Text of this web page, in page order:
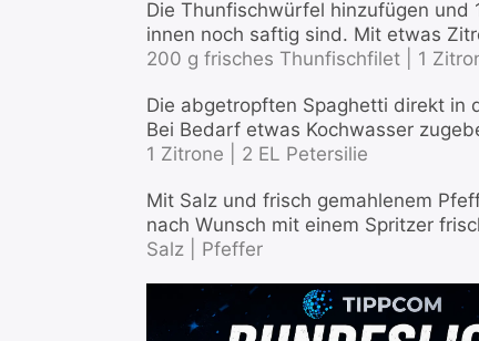
Die Thunfischwürfel hinzufügen
innen noch saftig sind. Mit etwas
200 g frisches Thunfischfilet |
1
Die abgetropften Spaghetti direkt in
Bei Bedarf etwas Kochwasser
1 Zitrone |
2 EL Petersilie
Mit Salz und frisch gemahlenem
nach Wunsch mit einem Spritzer
Salz |
Pfeffer